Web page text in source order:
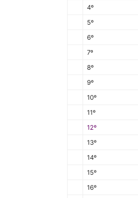
4º
5º
6º
7º
8º
9º
10º
11º
12º
13º
14º
15º
16º